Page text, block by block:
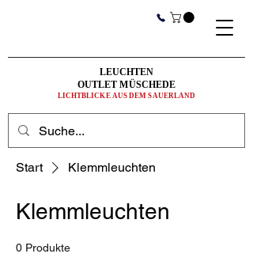
LEUCHTEN
OUTLET MÜSCHEDE
LICHTBLICKE AUS DEM SAUERLAND
Start Klemmleuchten
Klemmleuchten
0 Produkte